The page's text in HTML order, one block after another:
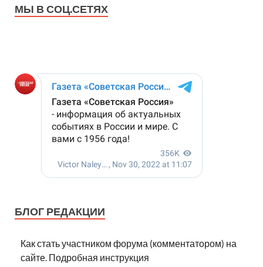
МЫ В СОЦ.СЕТЯХ
БЛОГ РЕДАКЦИИ
Как стать участником форума (комментатором) на
сайте. Подробная инструкция